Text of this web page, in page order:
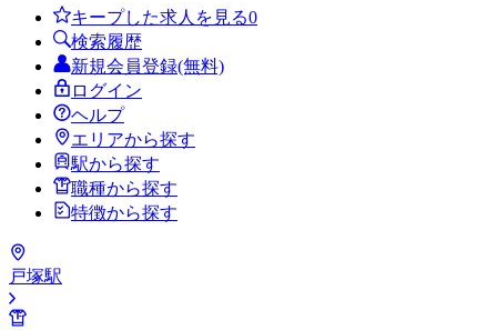
キープした求人を見る0
検索履歴
新規会員登録(無料)
ログイン
ヘルプ
エリアから探す
駅から探す
職種から探す
特徴から探す
戸塚駅